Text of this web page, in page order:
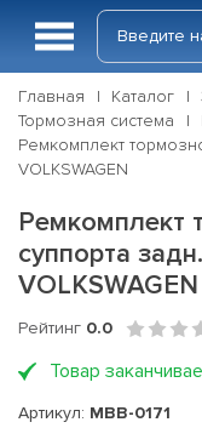
Главная Каталог
Тормозная система
Ремкомплект
VOLKSWAGEN
Ремкомплект
суппорта
VOLKSWAGEN
Рейтинг 0.0
Товар
Артикул: MBB-0171